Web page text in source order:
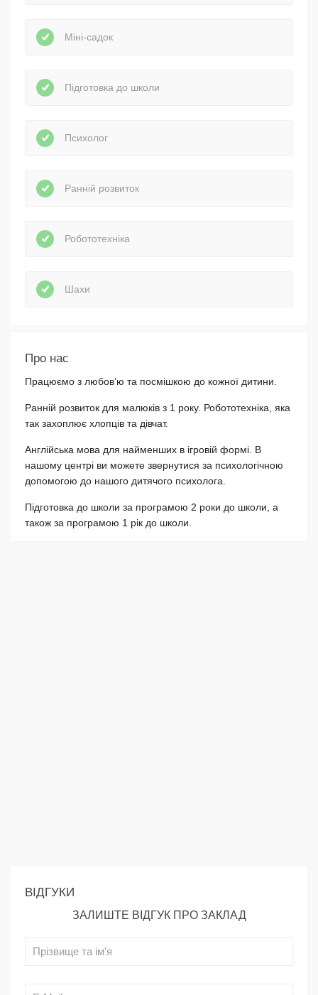
Міні-садок
Підготовка до школи
Психолог
Ранній розвиток
Робототехніка
Шахи
Про нас
Працюємо з любов’ю та посмішкою до кожної дитини.
Ранній розвиток для малюків з 1 року. Робототехніка, яка
так захоплює хлопців та дівчат.
Англійська мова для найменших в ігровій формі. В
нашому центрі ви можете звернутися за психологічною
допомогою до нашого дитячого психолога.
Підготовка до школи за програмою 2 роки до школи, а
також за програмою 1 рік до школи.
ВІДГУКИ
ЗАЛИШТЕ ВІДГУК ПРО ЗАКЛАД